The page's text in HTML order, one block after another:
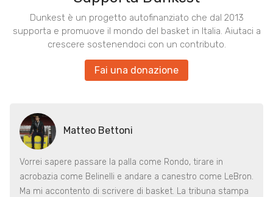
Dunkest è un progetto autofinanziato che dal 2013
supporta e promuove il mondo del basket in Italia. Aiutaci a
crescere sostenendoci con un contributo.
Fai una donazione
Matteo Bettoni
Vorrei sapere passare la palla come Rondo, tirare in
acrobazia come Belinelli e andare a canestro come LeBron.
Ma mi accontento di scrivere di basket. La tribuna stampa